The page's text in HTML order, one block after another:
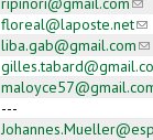
floreal@laposte.net
liba.gab@gmail.com
---